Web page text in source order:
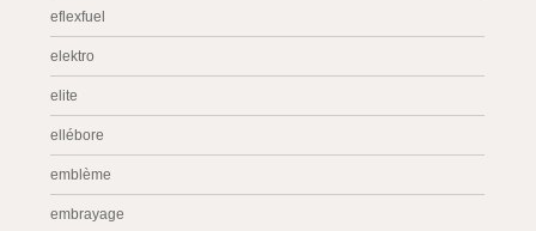
eflexfuel
elektro
elite
ellébore
emblème
embrayage